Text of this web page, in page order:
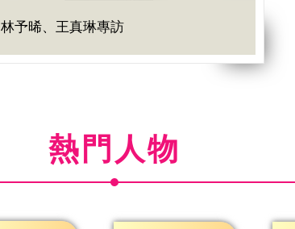
林予晞、王真琳專訪
熱門人物